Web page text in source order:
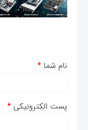
نام شما*
پست الکترونیکی*